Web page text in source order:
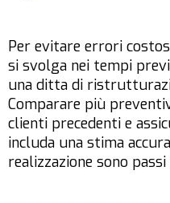
Per evitare errori
si svolga nei tempi
una ditta di
Comparare più
clienti precedenti e
includa una stima
realizzazione sono